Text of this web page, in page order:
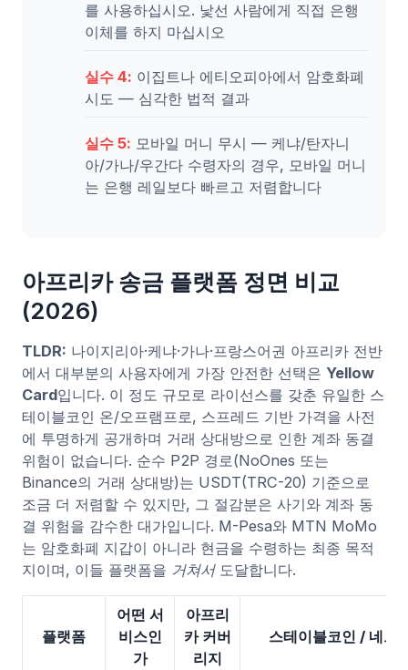
를 사용하십시오. 낯선 사람에게 직접 은행
이체를 하지 마십시오
실수 4: 이집트나 에티오피아에서 암호화폐
시도 — 심각한 법적 결과
실수 5: 모바일 머니 무시 — 케냐/탄자니
아/가나/우간다 수령자의 경우, 모바일 머니
는 은행 레일보다 빠르고 저렴합니다
아프리카 송금 플랫폼 정면 비교
(2026)
TLDR: 나이지리아·케냐·가나·프랑스어권 아프리카 전반
에서 대부분의 사용자에게 가장 안전한 선택은 Yellow
Card입니다. 이 정도 규모로 라이선스를 갖춘 유일한 스
테이블코인 온/오프램프로, 스프레드 기반 가격을 사전
에 투명하게 공개하며 거래 상대방으로 인한 계좌 동결
위험이 없습니다. 순수 P2P 경로(NoOnes 또는
Binance의 거래 상대방)는 USDT(TRC-20) 기준으로
조금 더 저렴할 수 있지만, 그 절감분은 사기와 계좌 동
결 위험을 감수한 대가입니다. M-Pesa와 MTN MoMo
는 암호화폐 지갑이 아니라 현금을 수령하는 최종 목적
지이며, 이들 플랫폼을 거쳐서도달합니다.
플랫폼
어떤 서
비스인
가
아프리
카 커버
리지
스테이블코인 / 네트